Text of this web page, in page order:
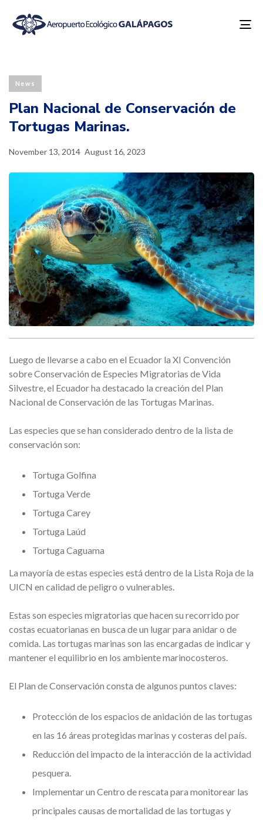
IN:
News
Plan Nacional de Conservación de
Tortugas Marinas.
on:
November 13, 2014
updated:
August 16, 2023
Luego de llevarse a cabo en el Ecuador la XI Convención
sobre Conservación de Especies Migratorias de Vida
Silvestre, el Ecuador ha destacado la creación del Plan
Nacional de Conservación de las Tortugas Marinas.
Las especies que se han considerado dentro de la lista de
conservación son:
Tortuga Golfina
Tortuga Verde
Tortuga Carey
Tortuga Laúd
Tortuga Caguama
La mayoría de estas especies está dentro de la Lista Roja de la
UICN en calidad de peligro o vulnerables.
Estas son especies migratorias que hacen su recorrido por
costas ecuatorianas en busca de un lugar para anidar o de
comida. Las tortugas marinas son las encargadas de indicar y
mantener el equilibrio en los ambiente marinocosteros.
El Plan de Conservación consta de algunos puntos claves:
Protección de los espacios de anidación de las tortugas
en las 16 áreas protegidas marinas y costeras del país.
Reducción del impacto de la interacción de la actividad
pesquera.
Implementar un Centro de rescata para monitorear las
principales causas de mortalidad de las tortugas y